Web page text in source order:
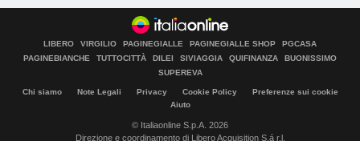
LIBERO VIRGILIO PAGINEGIALLE PAGINEGIALLE SHOP
PGCASA
PAGINEBIANCHE
TUTTOCITTÀ DILEI SIVIAGGIA QUIFINANZA
BUONISSIMO
SUPEREVA
Chi siamo Note Legali Privacy Cookie Policy
Preferenze sui cookie
Aiuto
© Italiaonline S.p.A. 2026
Direzione e coordinamento di Libero Acquisition S.á r.l.